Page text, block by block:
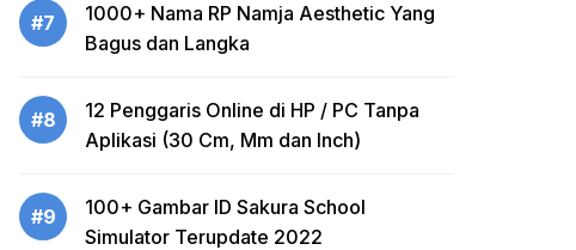
#7
1000+ Nama RP Namja Aesthetic Yang
Bagus dan Langka
#8
12 Penggaris Online di HP / PC Tanpa
Aplikasi (30 Cm, Mm dan Inch)
#9
100+ Gambar ID Sakura School
Simulator Terupdate 2022